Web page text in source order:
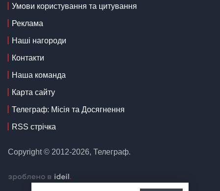
Умови користування та цитування
Реклама
Наші нагороди
Контакти
Наша команда
Карта сайту
Телеграф: Місія та Досягнення
RSS стрічка
Copyright © 2012-2026, Телеграф.